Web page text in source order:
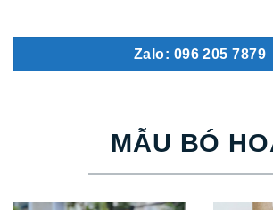
Zalo: 096 205 7879
MẪU BÓ